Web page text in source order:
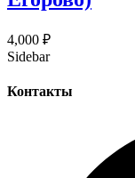
4,000 ₽
Sidebar
Контакты